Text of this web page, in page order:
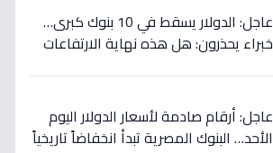
عاجل: الدولار يسقط في 10 بنوك كبرى…
خبراء يحذرون: هل هذه نهاية الارتفاعات
عاجل: أرقام صادمة لأسعار الدولار اليوم
الأحد… البنوك المصرية تبدأ انخفاضاً تاريخياً